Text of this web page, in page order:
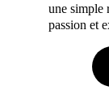
une simple
passion et